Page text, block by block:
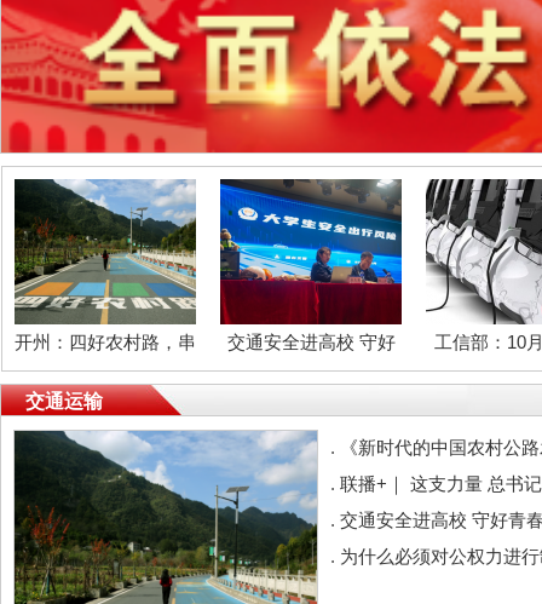
开州：四好农村路，串
起乡村振兴最美实景图
交通安全进高校 守好
青春安全关
工信部：10
新能源客车安
查
交通运输
.
《新时代的中国农村公
. 联播+｜ 这支力量 总书
. 交通安全进高校 守好青
. 为什么必须对公权力进